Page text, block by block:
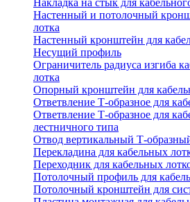
Накладка на стык для
Настенный и потолочный
лотка
Настенный кронштейн для
Несущий профиль
Ограничитель радиуса изгиба
лотка
Опорный кронштейн для
Ответвление Т-образное для
Ответвление Т-образное для
лестничного типа
Отвод вертикальный Т-
Перекладина для кабельных
Переходник для кабельных
Потолочный профиль для
Потолочный кронштейн для